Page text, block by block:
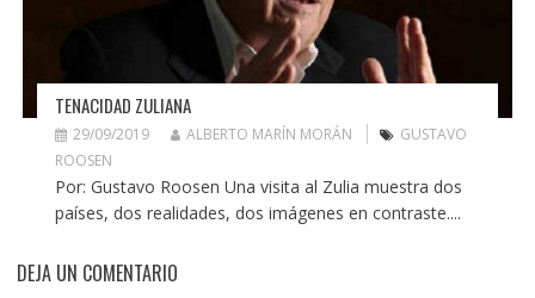
TENACIDAD ZULIANA
29/09/2019 ALBERTO MARÍN MORÁN
GUSTAVO
ROOSEN
Por: Gustavo Roosen Una visita al Zulia muestra dos
países, dos realidades, dos imágenes en contraste....
DEJA UN COMENTARIO